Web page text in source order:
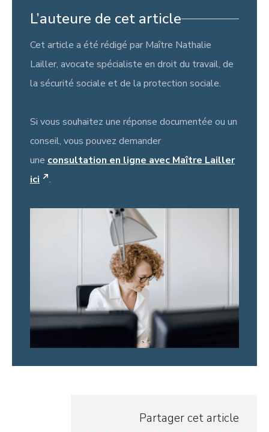
L’auteure de cet article
Cet article a été rédigé par Maître Nathalie
Lailler, avocate spécialiste en droit du travail, de
la sécurité sociale et de la protection sociale.
Si vous souhaitez une réponse documentée ou un
conseil, vous pouvez demander
une consultation en ligne avec Maître Lailler
ici
.
Partager cet article